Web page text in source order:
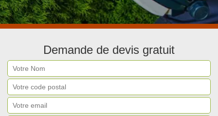
Demande de devis gratuit